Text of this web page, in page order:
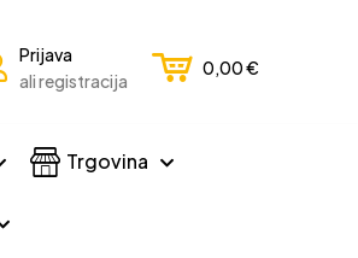
Prijava
ali registracija
0,00€
Trgovina